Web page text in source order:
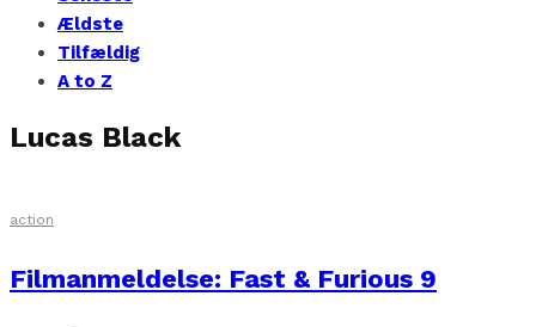
Ældste
Tilfældig
A to Z
Lucas Black
action
Filmanmeldelse: Fast & Furious 9